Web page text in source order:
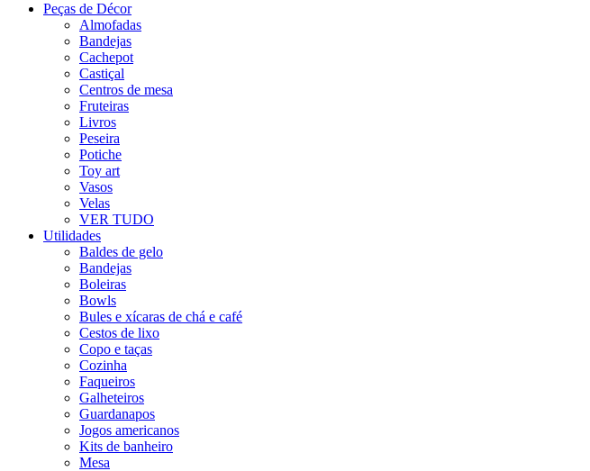
Peças de Décor
Almofadas
Bandejas
Cachepot
Castiçal
Centros de mesa
Fruteiras
Livros
Peseira
Potiche
Toy art
Vasos
Velas
VER TUDO
Utilidades
Baldes de gelo
Bandejas
Boleiras
Bowls
Bules e xícaras de chá e café
Cestos de lixo
Copo e taças
Cozinha
Faqueiros
Galheteiros
Guardanapos
Jogos americanos
Kits de banheiro
Mesa